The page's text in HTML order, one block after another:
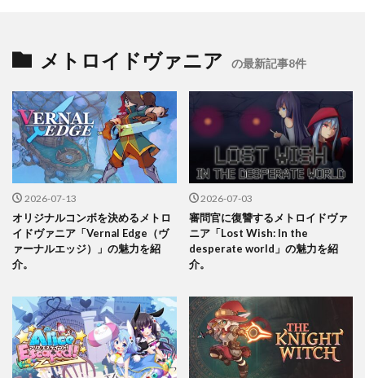
メトロイドヴァニア の最新記事8件
2026-07-13
オリジナルコンボを決めるメトロ
イドヴァニア「Vernal Edge（ヴ
ァーナルエッジ）」の魅力を紹
介。
2026-07-03
審問官に復讐するメトロイドヴァ
ニア「Lost Wish: In the
desperate world」の魅力を紹
介。